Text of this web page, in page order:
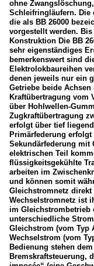
ohne
Schleifringläufern. Die
die als BB 26000
vorgestellt werden.
Konstruktion Die BB
sehr eigenständiges
bemerkenswert sind
Elektrolokbaureihen
denen jeweils nur ein
Getriebe beide
Kraftübertragung vom
über Hohlwellen-
Zugkraftübertragung
erfolgt über tief
Primärfederung
Sekundärfederung mit
elektrischen Teil
flüssigkeitsgekühlte
arbeiten im
und können somit
Gleichstromnetz
Wechselstromnetz ist
im Gleichstrombetrieb
unterschiedliche
Gleichstrom (vom Typ
Wechselstrom (vom
Bedienung stehen
Bremskraftsteuerung,